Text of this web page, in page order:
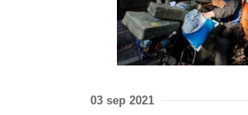
03 sep 2021